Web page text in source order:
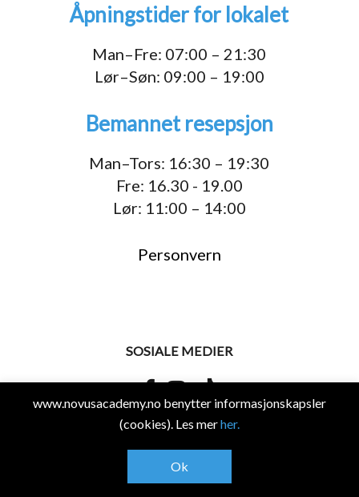
Åpningstider for lokalet
Man–Fre: 07:00 – 21:30
Lør–Søn: 09:00 – 19:00
Bemannet resepsjon
Man–Tors: 16:30 – 19:30
Fre: 16.30 - 19.00
Lør: 11:00 – 14:00
Personvern
SOSIALE MEDIER
© 2026 Novus Academy.
Design og utvikling av
www.novusacademy.no benytter informasjonskapsler
(cookies). Les merher.
Ok